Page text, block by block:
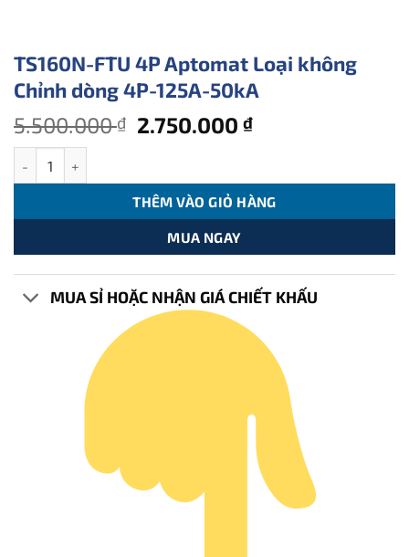
TS160N-FTU 4P Aptomat Loại không
Chỉnh dòng 4P-125A-50kA
5.500.000₫ Giá
5.500.000 ₫.
2.750.000₫Giá
là:
2.750.000 ₫.
THÊM VÀO GIỎ HÀNG
MUA NGAY
MUA SỈ HOẶC NHẬN GIÁ CHIẾT KHẤU